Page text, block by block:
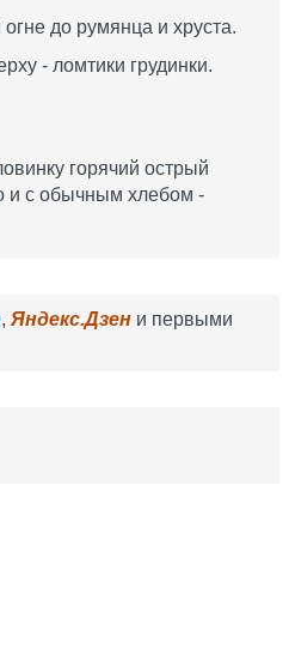
до румянца и хруста.
- ломтики грудинки.
горячий острый
и с обычным хлебом -
, Яндекс.Дзен и первыми